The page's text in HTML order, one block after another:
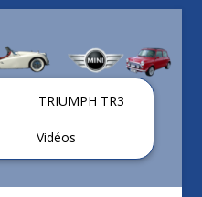
TRIUMPH TR3
Vidéos